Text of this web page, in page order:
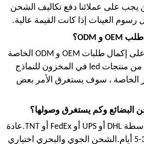
يجب على عملائنا دفع تكاليف الشحن
العينات إذا كانت القيمة عالية.
ج: نعم.نحن قادرون على إكمال طلبات OEM و ODM الخاصة
بك.لدينا كميات كبيرة من منتجات led في المخزون للنماذج
الخاصة ، سوف يستغرق الأمر بعض
ج: عادة ما نشحن بواسطة DHL أو UPS أو FedEx أو TNT.عادة
ما يستغرق الوصول 3-5 أيام.الشحن الجوي والبحري اختياري